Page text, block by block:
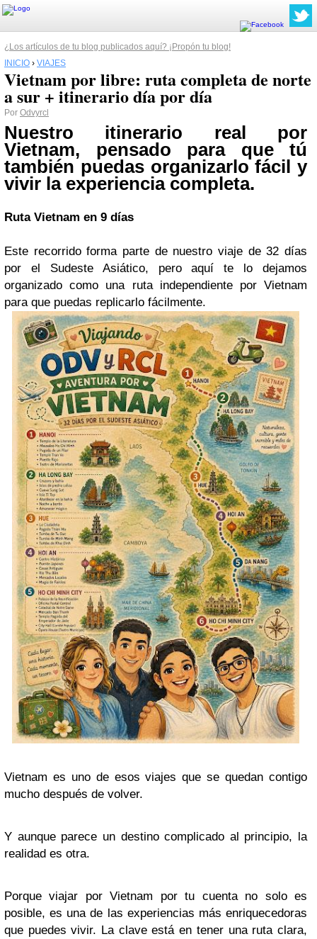
¿Los artículos de tu blog publicados aquí? ¡Propón tu blog!
INICIO › VIAJES
Vietnam por libre: ruta completa de norte
a sur + itinerario día por día
Por Odvyrcl
Nuestro itinerario real por
Vietnam, pensado para que tú
también puedas organizarlo fácil y
vivir la experiencia completa.
Ruta Vietnam en 9 días
Este recorrido forma parte de nuestro viaje de 32 días
por el Sudeste Asiático, pero aquí te lo dejamos
organizado como una ruta independiente por Vietnam
para que puedas replicarlo fácilmente.
Vietnam es uno de esos viajes que se quedan contigo
mucho después de volver.
Y aunque parece un destino complicado al principio, la
realidad es otra.
Porque viajar por Vietnam por tu cuenta no solo es
posible, es una de las experiencias más enriquecedoras
que puedes vivir. La clave está en tener una ruta clara,